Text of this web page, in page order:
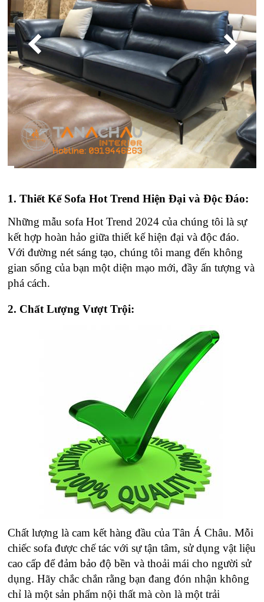
1. Thiết Kế Sofa Hot Trend Hiện Đại và Độc Đáo:
Những mẫu sofa Hot Trend 2024 của chúng tôi là sự
kết hợp hoàn hảo giữa thiết kế hiện đại và độc đáo.
Với đường nét sáng tạo, chúng tôi mang đến không
gian sống của bạn một diện mạo mới, đầy ấn tượng và
phá cách.
2. Chất Lượng Vượt Trội:
Chất lượng là cam kết hàng đầu của Tân Á Châu. Mỗi
chiếc sofa được chế tác với sự tận tâm, sử dụng vật liệu
cao cấp để đảm bảo độ bền và thoải mái cho người sử
dụng. Hãy chắc chắn rằng bạn đang đón nhận không
chỉ là một sản phẩm nội thất mà còn là một trải